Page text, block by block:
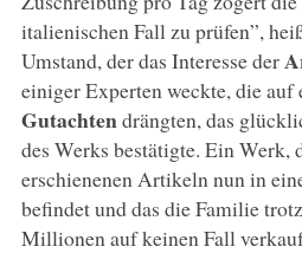
italienischen Fall zu prüfen”,
Umstand, der das Interesse der
einiger Experten weckte, die auf
Gutachtendrängten, das
des Werks bestätigte. Ein Werk,
erschienenen Artikeln nun in
befindet und das die Familie
Millionen auf keinen Fall